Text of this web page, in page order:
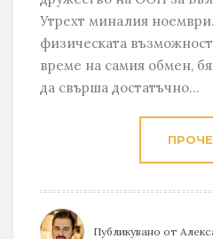
Утрехт миналия
физическата
време на самия обмен,
да свърша достатъчно...
Публикувано от